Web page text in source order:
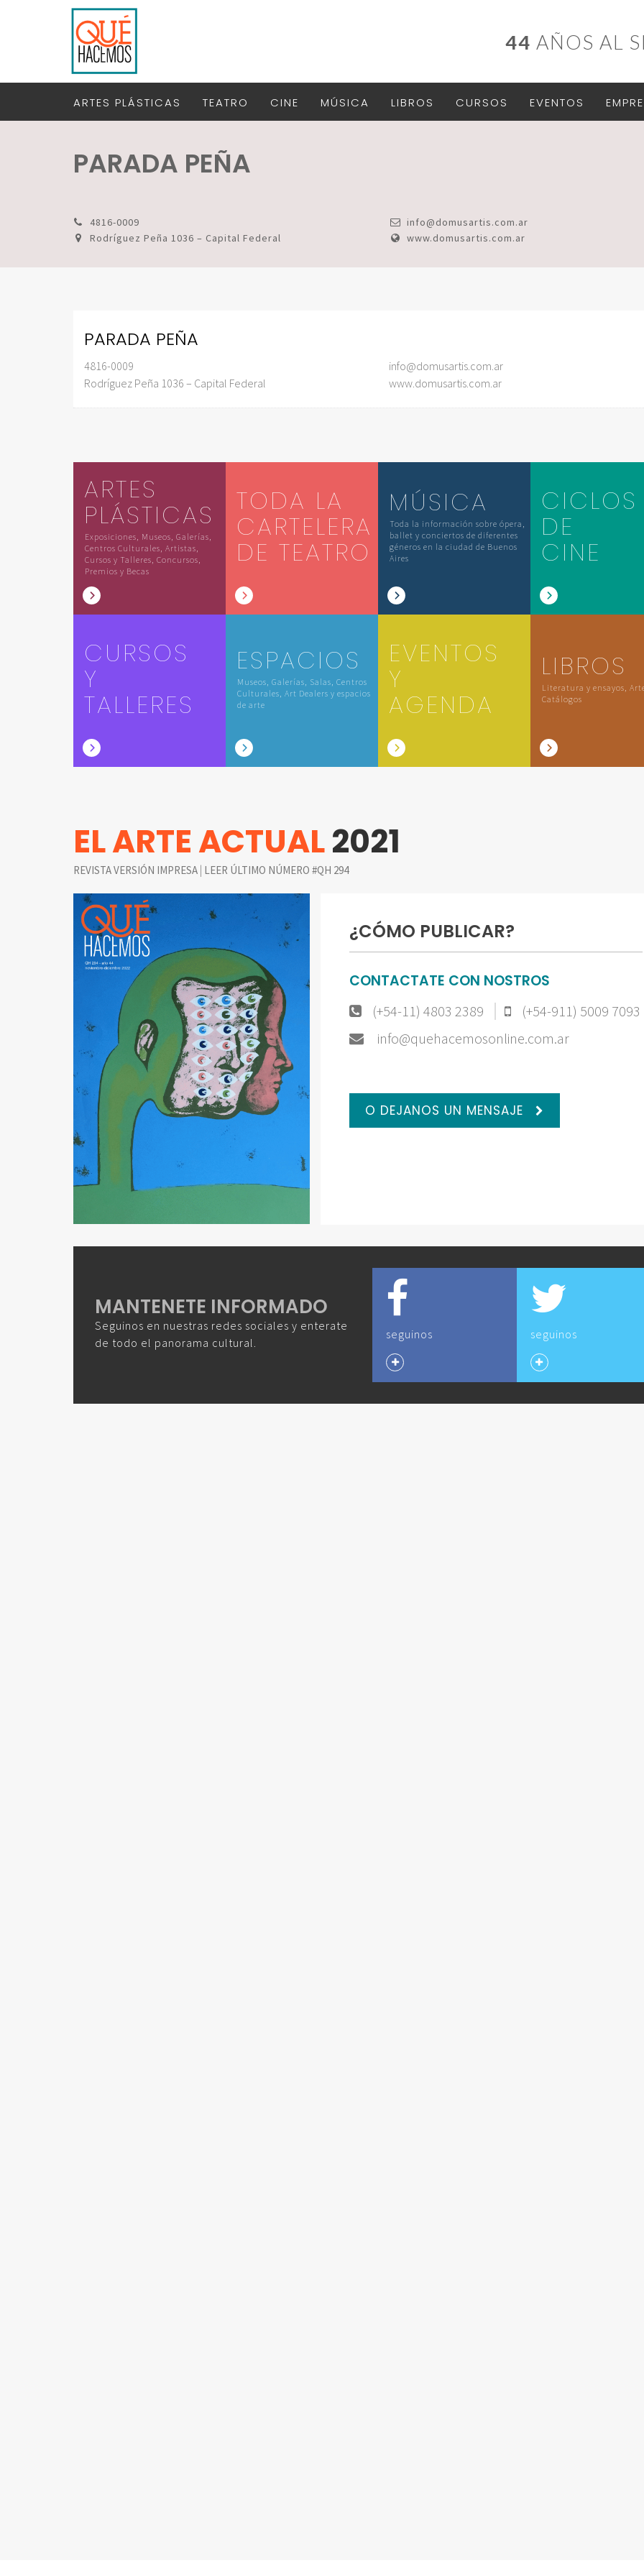
44 AÑOS AL
ARTES PLÁSTICAS TEATRO CINE MÚSICA LIBROS CURSOS EVENTOS
PARADA PEÑA
4816-0009
info@domusartis.com.ar
Rodríguez Peña 1036 – Capital Federal
www.domusartis.com.ar
PARADA PEÑA
4816-0009
Rodríguez Peña 1036 – Capital Federal
info@domusartis.com.ar
www.domusartis.com.ar
ARTES
PLÁSTICAS
Exposiciones, Museos, Galerías,
Centros Culturales, Artistas,
Cursos y Talleres, Concursos,
Premios y Becas
TODA LA
CARTELERA
DE TEATRO
MÚSICA
Toda la información sobre ópera,
ballet y conciertos de diferentes
géneros en la ciudad de Buenos
Aires
CICLOS
DE
CINE
CURSOS
Y
TALLERES
ESPACIOS
Museos, Galerías, Salas, Centros
Culturales, Art Dealers y espacios
de arte
EVENTOS
Y
AGENDA
LIBROS
Literatura y ensayos,
Catálogos
EL ARTE ACTUAL2021
REVISTA VERSIÓN IMPRESA | LEER ÚLTIMO NÚMERO #QH 294
¿CÓMO PUBLICAR?
CONTACTATE CON NOSTROS
(+54-11) 4803 2389
(+54-911) 5009 7093
info@quehacemosonline.com.ar
O DEJANOS UN MENSAJE
MANTENETE INFORMADO
Seguinos en nuestras redes sociales y enterate
de todo el panorama cultural.
seguinos seguinos